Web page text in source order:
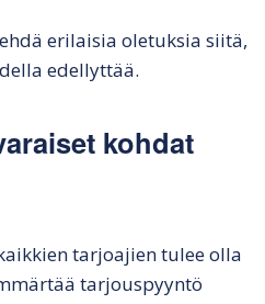
erilaisia oletuksia siitä,
edellyttää.
kohdat
tarjoajien tulee olla
tarjouspyyntö